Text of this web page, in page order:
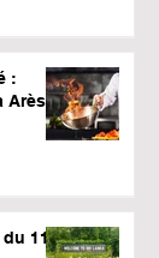
:
Arès !
du 11